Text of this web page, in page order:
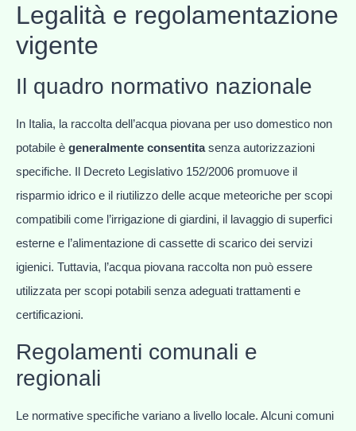
Legalità e regolamentazione
vigente
Il quadro normativo nazionale
In Italia, la raccolta dell’acqua piovana per uso domestico non
potabile è generalmente consentitasenza autorizzazioni
specifiche. Il Decreto Legislativo 152/2006 promuove il
risparmio idrico e il riutilizzo delle acque meteoriche per scopi
compatibili come l’irrigazione di giardini, il lavaggio di superfici
esterne e l’alimentazione di cassette di scarico dei servizi
igienici. Tuttavia, l’acqua piovana raccolta non può essere
utilizzata per scopi potabili senza adeguati trattamenti e
certificazioni.
Regolamenti comunali e
regionali
Le normative specifiche variano a livello locale. Alcuni comuni